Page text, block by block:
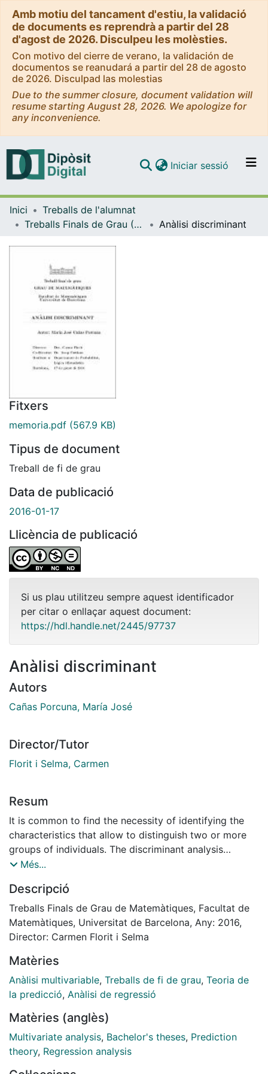
Amb motiu del tancament d'estiu, la validació
de documents es reprendrà a partir del 28
d'agost de 2026. Disculpeu les molèsties.
Con motivo del cierre de verano, la validación de
documentos se reanudará a partir del 28 de agosto
de 2026. Disculpad las molestias
Due to the summer closure, document validation will
resume starting August 28, 2026. We apologize for
any inconvenience.
Navega per tot el DD
Iniciar sessió (current)
Inici
Treballs de l'alumnat
Treballs Finals de Grau (TFG) - Matemàtiques
Anàlisi discriminant
Fitxers
memoria.pdf (567.9 KB)
Tipus de document
Treball de fi de grau
Data de publicació
2016-01-17
Llicència de publicació
Si us plau utilitzeu sempre aquest identificador
per citar o enllaçar aquest document:
https://hdl.handle.net/2445/97737
Anàlisi discriminant
Autors
Cañas Porcuna, María José
Director/Tutor
Florit i Selma, Carmen
Resum
It is common to find the necessity of identifying the
characteristics that allow to distinguish two or more
groups of individuals. The discriminant analysis
consists in studying and analysing these
classifying in two or more groups. To know how to
distinguish the groups you need
to get the information, evaluated in variables in how it
is supposed to distinguish.
variables and which of these are necessary to achieve
the best classification. You use the name of class to
identify the groups as an answer, for example, a
groups they have. The variables that are used to
distinguish the groups are used as predictors or
discriminant variables. There are several ways to deal
Més...
Descripció
Treballs Finals de Grau de Matemàtiques, Facultat de
Matemàtiques, Universitat de Barcelona, Any: 2016,
Director: Carmen Florit i Selma
Matèries
Anàlisi multivariable, Treballs de fi de grau, Teoria de
la predicció, Anàlisi de regressió
Matèries (anglès)
Multivariate analysis, Bachelor's theses, Prediction
theory, Regression analysis